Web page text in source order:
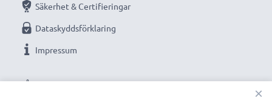
VÅRA BETALNINGSALTERNATIV
Säkerhet & Certifieringar
Dataskyddsförklaring
Impressum
×